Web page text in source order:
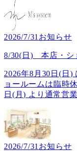
2026/7/31 お知らせ
8/30(日) 本店・シ
2026年8月30日(日)
ョールームは臨時
日(月) より通常営
2026/7/31 お知らせ